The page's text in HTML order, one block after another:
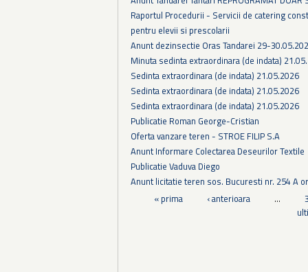
Raportul Procedurii - Servicii de catering
pentru elevii si prescolarii
Anunt dezinsectie Oras Tandarei 29-
Minuta sedinta extraordinara (de indata)
Sedinta extraordinara (de indata) 21.05.2026
Sedinta extraordinara (de indata) 21.05.2026
Sedinta extraordinara (de indata) 21.05.2026
Publicatie Roman George-Cristian
Oferta vanzare teren - STROE FILIP S.A
Anunt Informare Colectarea Deseurilor Textile
Publicatie Vaduva Diego
Anunt licitatie teren sos. Bucuresti nr. 254 A
Pagini
« prima ‹ anterioara …